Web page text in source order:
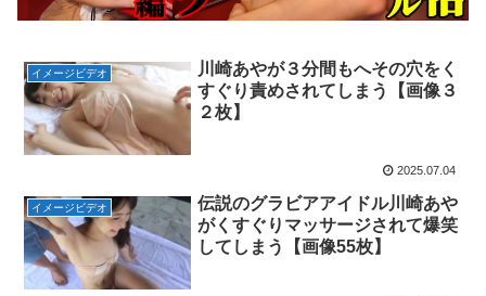
イメージビデオ
川崎あやが３分間もへその穴をく
すぐり責めされてしまう【画像３
２枚】
2025.07.04
イメージビデオ
伝説のグラビアアイドル川崎あや
がくすぐりマッサージされて爆笑
してしまう【画像55枚】